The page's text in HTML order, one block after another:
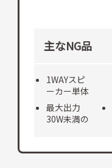
主なNG品
1WAYスピ
ーカー単体
最大出力
30W未満の